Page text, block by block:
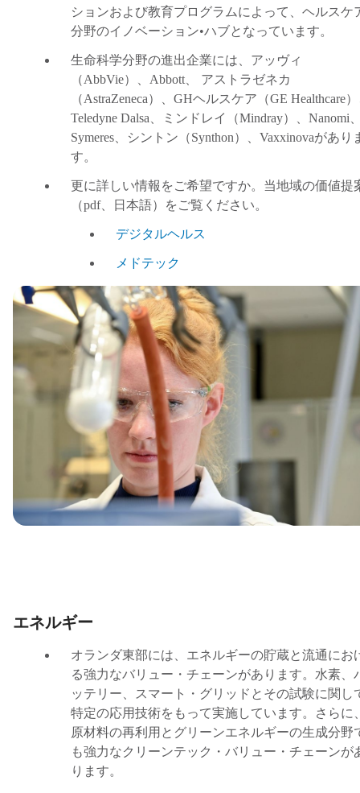
ションおよび教育プログラムによって、ヘルスケ
分野のイノベーション•ハブとなっています。
生命科学分野の進出企業には、アッヴィ
（AbbVie） Abbott
アストラゼネカ
（AstraZeneca） GHヘルスケア （GE Healthcare）
Teledyne Dalsa 、ミンドレイ （Mindray） Nanomi
Symeres 、シントン （Synthon） Vaxxinovaがあり
す。
更に詳しい情報をご希望ですか。当地域の価値提
（pdf、日本語） をご覧ください。
デジタルヘルス
メドテック
エネルギー
オランダ東部には、エネルギーの貯蔵と流通にお
る強力なバリュー・チェーンがあります。水素、
ッテリー、スマート・グリッドとその試験に関し
特定の応用技術をもって実施しています。さらに
原材料の再利用とグリーンエネルギーの生成分野
も強力なクリーンテック・バリュー・チェーンが
ります。